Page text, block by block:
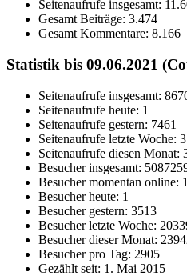
Seitenaufrufe insgesamt:
Gesamt Beiträge: 3.474
Gesamt Kommentare: 8.166
Statistik bis 09.06.2021
Seitenaufrufe insgesamt:
Seitenaufrufe heute: 1
Seitenaufrufe gestern: 7461
Seitenaufrufe letzte Woche:
Seitenaufrufe diesen Monat:
Besucher insgesamt:
Besucher momentan online: 1
Besucher heute: 1
Besucher gestern: 3513
Besucher letzte Woche:
Besucher dieser Monat:
Besucher pro Tag: 2905
Gezählt seit: 1. Mai 2015